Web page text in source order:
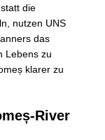
die
nutzen UNS
das
Lebens zu
klarer zu
River